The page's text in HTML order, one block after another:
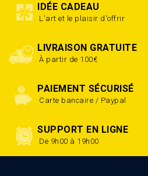
IDÉE CADEAU
L'art et le plaisir d'offrir
LIVRAISON GRATUITE
À partir de 100€
PAIEMENT SÉCURISÉ
Carte bancaire / Paypal
SUPPORT EN LIGNE
De 9h00 à 19h00